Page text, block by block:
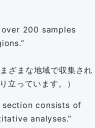
200 samples
ざまな地域で収集され
立っています。）
section consists of
analyses.”